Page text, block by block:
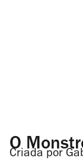
O
Criada por